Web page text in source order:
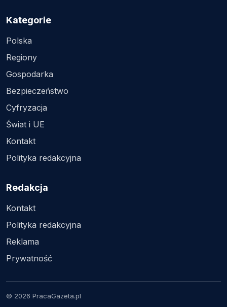
Kategorie
Polska
Regiony
Gospodarka
Bezpieczeństwo
Cyfryzacja
Świat i UE
Kontakt
Polityka redakcyjna
Redakcja
Kontakt
Polityka redakcyjna
Reklama
Prywatność
© 2026 PracaGazeta.pl